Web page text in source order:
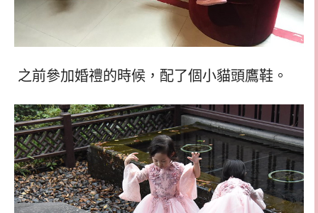
之前參加婚禮的時候，配了個小貓頭鷹鞋。